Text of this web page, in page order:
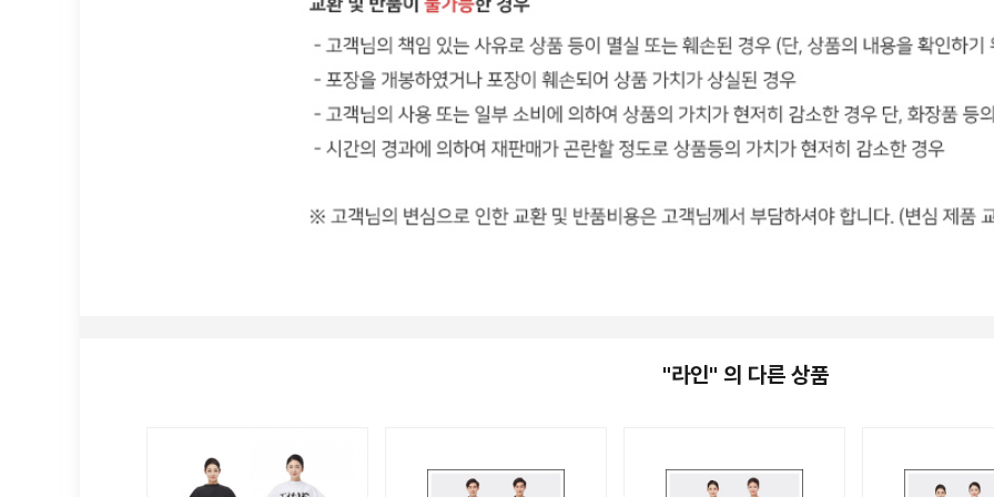
"라인" 의 다른 상품